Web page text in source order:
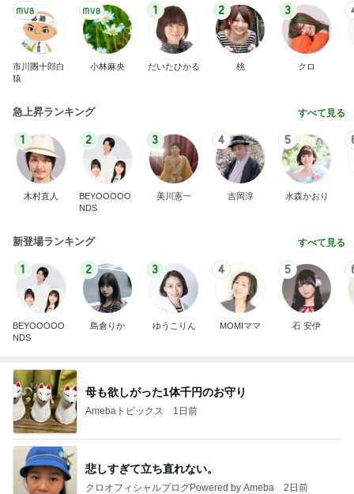
市川團十郎白
猿
小林麻央
1
だいたひかる
2
桃
3
クロ
急上昇ランキング すべて見る
1
木村直人
2
BEYOOOOO
NDS
3
美川憲一
4
吉岡淳
5
水森かおり
新登場ランキング すべて見る
1
BEYOOOOO
NDS
2
島倉りか
3
ゆうこりん
4
MOMIママ
5
石 安伊
母も欲しがった1体千円のお守り
Amebaトピックス 1日前
悲しすぎて立ち直れない。
クロオフィシャルブログPowered by Ameba 2日前